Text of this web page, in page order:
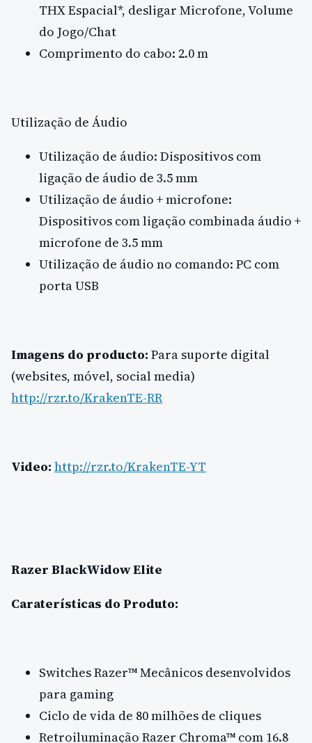
THX Espacial*, desligar Microfone, Volume
do Jogo/Chat
Comprimento do cabo: 2.0 m
Utilização de Áudio
Utilização de áudio: Dispositivos com
ligação de áudio de 3.5 mm
Utilização de áudio + microfone:
Dispositivos com ligação combinada áudio +
microfone de 3.5 mm
Utilização de áudio no comando: PC com
porta USB
Imagens do producto: Para suporte digital
(websites, móvel, social media)
http://rzr.to/KrakenTE-RR
Video: http://rzr.to/KrakenTE-YT
Razer BlackWidow Elite
Caraterísticas do Produto:
Switches Razer™ Mecânicos desenvolvidos
para gaming
Ciclo de vida de 80 milhões de cliques
Retroiluminação Razer Chroma™ com 16.8